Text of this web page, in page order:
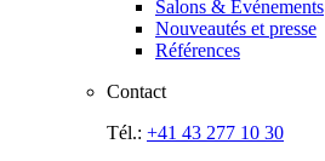
Salons & Evénements
Nouveautés et presse
Références
Contact
Tél.: +41 43 277 10 30